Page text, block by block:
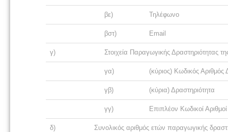
βε) Τηλέφωνο
βστ) Email
γ) Στοιχεία Παραγωγικής Δραστηριότητας
γα) (κύριος) Κωδικός
γβ) (κύρια) Δραστηριότητα
γγ) Επιπλέον Κωδικοί Αριθμοί
δ)
Συνολικός αριθμός ετών παραγωγικής